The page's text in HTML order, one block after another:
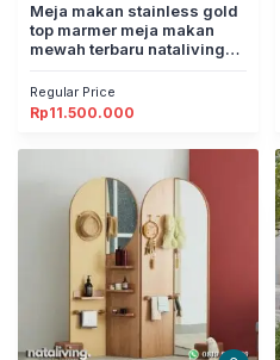
Tangga
Meja makan stainless gold
top marmer meja makan
mewah terbaru nataliving
Regular Price
Rp11.500.000